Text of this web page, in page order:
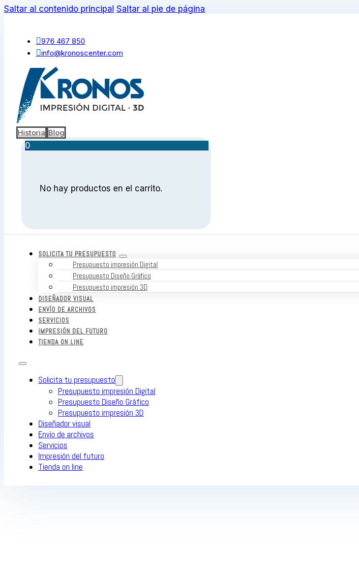
Saltar al contenido principal Saltar al pie de página
976 467 850
info@kronoscenter.com
Historia Blog
0
No hay productos en el carrito.
SOLICITA TU PRESUPUESTO
Presupuesto impresión Digital
Presupuesto Diseño Gráfico
Presupuesto impresión 3D
DISEÑADOR VISUAL
ENVÍO DE ARCHIVOS
SERVICIOS
IMPRESIÓN DEL FUTURO
TIENDA ON LINE
Solicita tu presupuesto
Presupuesto impresión Digital
Presupuesto Diseño Gráfico
Presupuesto impresión 3D
Diseñador visual
Envío de archivos
Servicios
Impresión del futuro
Tienda on line